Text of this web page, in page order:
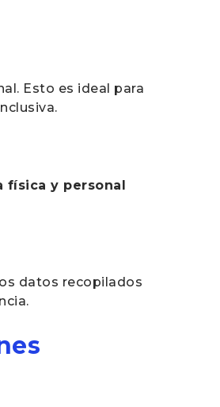
Esto es ideal para
física y personal
datos recopilados